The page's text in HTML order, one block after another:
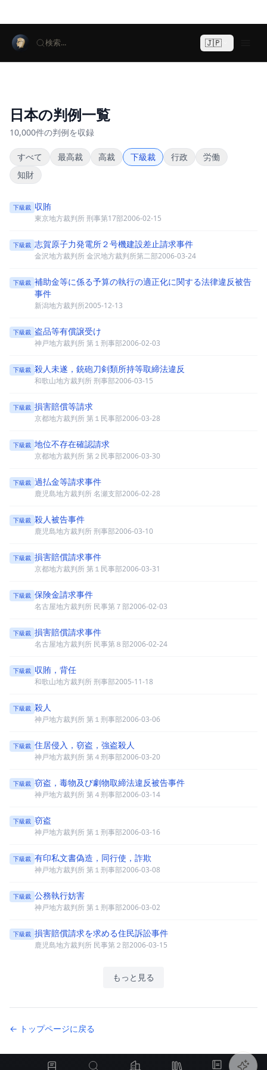
検索... 🇯🇵
日本の判例一覧
10,000件の判例を収録
すべて 最高裁 高裁 下級裁 行政
労働
知財
下級裁 収賄
東京地方裁判所 刑事第17部2006-02-15
下級裁 志賀原子力発電所２号機建設差止請求事件
金沢地方裁判所 金沢地方裁判所第二部2006-03-24
下級裁 補助金等に係る予算の執行の適正化に関する法律違反被告
事件
新潟地方裁判所2005-12-13
下級裁 盗品等有償譲受け
神戸地方裁判所 第１刑事部2006-02-03
下級裁 殺人未遂，銃砲刀剣類所持等取締法違反
和歌山地方裁判所 刑事部2006-03-15
下級裁 損害賠償等請求
京都地方裁判所 第１民事部2006-03-28
下級裁 地位不存在確認請求
京都地方裁判所 第２民事部2006-03-30
下級裁 過払金等請求事件
鹿児島地方裁判所 名瀬支部2006-02-28
下級裁 殺人被告事件
鹿児島地方裁判所 刑事部2006-03-10
下級裁 損害賠償請求事件
京都地方裁判所 第１民事部2006-03-31
下級裁 保険金請求事件
名古屋地方裁判所 民事第７部2006-02-03
下級裁 損害賠償請求事件
名古屋地方裁判所 民事第８部2006-02-24
下級裁 収賄，背任
和歌山地方裁判所 刑事部2005-11-18
下級裁 殺人
神戸地方裁判所 第１刑事部2006-03-06
下級裁 住居侵入，窃盗，強盗殺人
神戸地方裁判所 第４刑事部2006-03-20
下級裁 窃盗，毒物及び劇物取締法違反被告事件
神戸地方裁判所 第４刑事部2006-03-14
下級裁 窃盗
神戸地方裁判所 第１刑事部2006-03-16
下級裁 有印私文書偽造，同行使，詐欺
神戸地方裁判所 第１刑事部2006-03-08
下級裁 公務執行妨害
神戸地方裁判所 第１刑事部2006-03-02
下級裁 損害賠償請求を求める住民訴訟事件
鹿児島地方裁判所 民事第２部2006-03-15
もっと見る
← トップページに戻る